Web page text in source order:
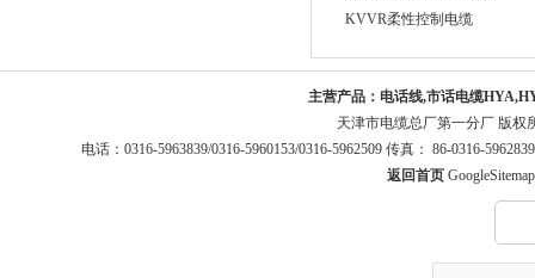
KVVR柔性控制电缆
主营产品： 电话线,市话电缆
天津市电缆总厂第一分厂 版权
电话：0316-5963839/0316-5960153/0316-5962509 传真： 86-0316-
返回首页 GoogleSitemap